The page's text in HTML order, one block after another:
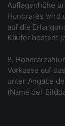
Auflagenhöhe
Honorares wird
auf die
Käufer besteht
8.
Vorkasse auf
unter Angabe
(Name der